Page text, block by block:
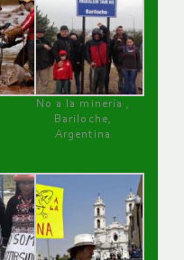
No a la minería ,
Bariloche,
Argentina